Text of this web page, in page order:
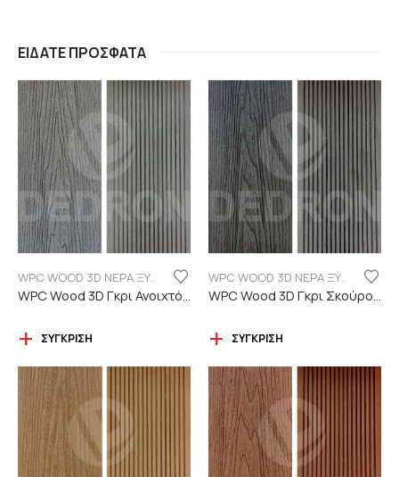
ΕΊΔΑΤΕ ΠΡΌΣΦΑΤΑ
WPC WOOD 3D ΝΕΡΑ ΞΥΛΟΥ
ΣΎΓΚΡΙΣΗ
WPC WOOD 3D ΝΕΡΑ ΞΥΛΟΥ
ΣΎΓΚΡΙΣΗ